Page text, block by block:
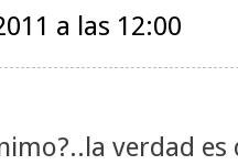
a las 12:00
verdad